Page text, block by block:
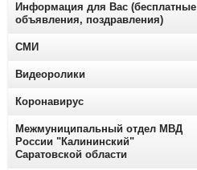
Информация для Вас (бесплатные
объявления, поздравления)
СМИ
Видеоролики
Коронавирус
Межмуниципальный отдел МВД
России "Калининский"
Саратовской области